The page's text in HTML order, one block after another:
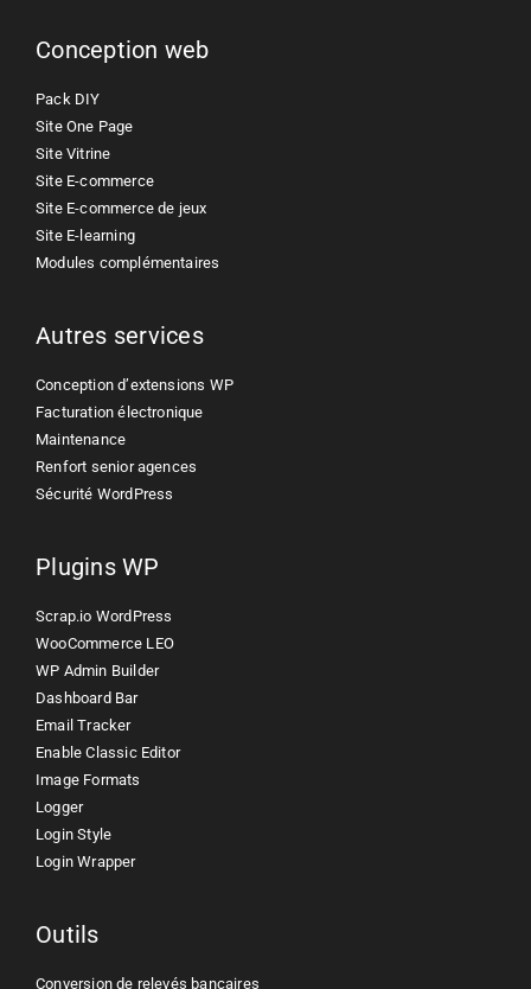
Conception web
Pack DIY
Site One Page
Site Vitrine
Site E-commerce
Site E-commerce de jeux
Site E-learning
Modules complémentaires
Autres services
Conception d’extensions WP
Facturation électronique
Maintenance
Renfort senior agences
Sécurité WordPress
Plugins WP
Scrap.io WordPress
WooCommerce LEO
WP Admin Builder
Dashboard Bar
Email Tracker
Enable Classic Editor
Image Formats
Logger
Login Style
Login Wrapper
Outils
Conversion de relevés bancaires